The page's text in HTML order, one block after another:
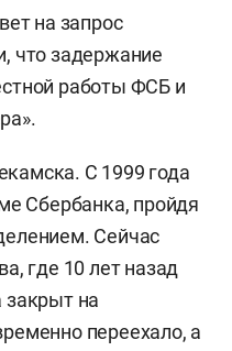
на запрос
что задержание
работы ФСБ и
С 1999 года
Сбербанка, пройдя
Сейчас
где 10 лет назад
на
переехало, а